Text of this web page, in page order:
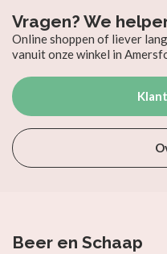
Vragen? We
Online shoppen of liever
vanuit onze winkel in
Beer en Schaap